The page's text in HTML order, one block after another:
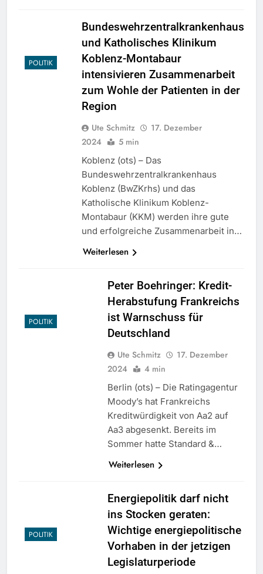
POLITIK
Bundeswehrzentralkrankenhaus
und Katholisches Klinikum
Koblenz-Montabaur
intensivieren Zusammenarbeit
zum Wohle der Patienten in der
Region
Ute Schmitz
17. Dezember
2024
5 min
Koblenz (ots) – Das
Bundeswehrzentralkrankenhaus
Koblenz (BwZKrhs) und das
Katholische Klinikum Koblenz-
Montabaur (KKM) werden ihre gute
und erfolgreiche Zusammenarbeit in…
Weiterlesen
POLITIK
Peter Boehringer: Kredit-
Herabstufung Frankreichs
ist Warnschuss für
Deutschland
Ute Schmitz
17. Dezember
2024
4 min
Berlin (ots) – Die Ratingagentur
Moody’s hat Frankreichs
Kreditwürdigkeit von Aa2 auf
Aa3 abgesenkt. Bereits im
Sommer hatte Standard &…
Weiterlesen
POLITIK
Energiepolitik darf nicht
ins Stocken geraten:
Wichtige energiepolitische
Vorhaben in der jetzigen
Legislaturperiode